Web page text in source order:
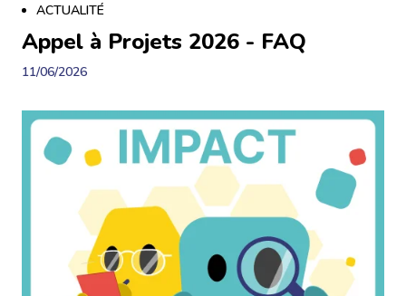
ACTUALITÉ
Appel à Projets 2026 - FAQ
11/06/2026